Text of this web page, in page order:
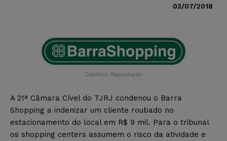
03/07/2018
Créditos: Reprodução
A 21ª Câmara Cível do TJRJ condenou o Barra
Shopping a indenizar um cliente roubado no
estacionamento do local em R$ 9 mil. Para o tribunal
os shopping centers assumem o risco da atividade e